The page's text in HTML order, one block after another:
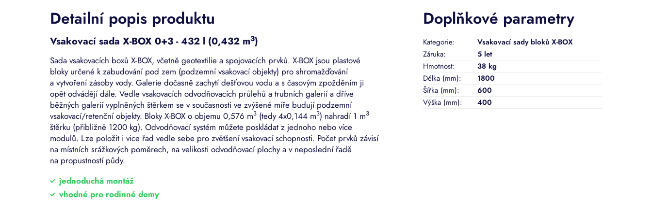
Detailní popis produktu
Vsakovací sada X-BOX 0+3 - 432 l (0,432 m3)
Sada vsakovacích boxů X-BOX, včetně geotextilie a spojovacích prvků. X-BOX jsou plastové
bloky určené k zabudování pod zem (podzemní vsakovací objekty) pro shromažďování
a vytvoření zásoby vody. Galerie dočasně zachytí dešťovou vodu a s časovým zpožděním ji
opět odvádějí dále. Vedle vsakovacích odvodňovacích průlehů a trubních galerií a dříve
běžných galerií vyplněných štěrkem se v současnosti ve zvýšené míře budují podzemní
vsakovací/retenční objekty. Bloky X-BOX o objemu 0,576 m3 (tedy 4x0,144 m3) nahradí 1 m3
štěrku (přibližně 1200 kg). Odvodňovací systém můžete poskládat z jednoho nebo více
modulů. Lze položit i vice řad vedle sebe pro zvětšení vsakovací schopnosti. Počet prvků závisí
na místních srážkových poměrech, na velikosti odvodňovací plochy a v neposlední řadě
na propustností půdy.
jednoduchá montáž
vhodné pro rodinné domy
Doplňkové parametry
Kategorie:
Vsakovací sady bloků X-BOX
Záruka:
5 let
Hmotnost:
38 kg
Délka (mm):
1800
Šířka (mm):
600
Výška (mm): 400